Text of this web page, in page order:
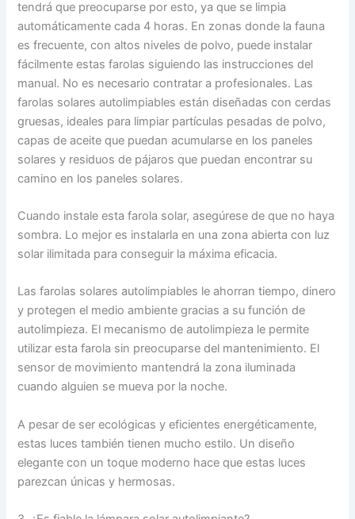
tendrá que preocuparse por esto, ya que se limpia
automáticamente cada 4 horas. En zonas donde la fauna
es frecuente, con altos niveles de polvo, puede instalar
fácilmente estas farolas siguiendo las instrucciones del
manual. No es necesario contratar a profesionales. Las
farolas solares autolimpiables están diseñadas con cerdas
gruesas, ideales para limpiar partículas pesadas de polvo,
capas de aceite que puedan acumularse en los paneles
solares y residuos de pájaros que puedan encontrar su
camino en los paneles solares.
Cuando instale esta farola solar, asegúrese de que no haya
sombra. Lo mejor es instalarla en una zona abierta con luz
solar ilimitada para conseguir la máxima eficacia.
Las farolas solares autolimpiables le ahorran tiempo, dinero
y protegen el medio ambiente gracias a su función de
autolimpieza. El mecanismo de autolimpieza le permite
utilizar esta farola sin preocuparse del mantenimiento. El
sensor de movimiento mantendrá la zona iluminada
cuando alguien se mueva por la noche.
A pesar de ser ecológicas y eficientes energéticamente,
estas luces también tienen mucho estilo. Un diseño
elegante con un toque moderno hace que estas luces
parezcan únicas y hermosas.